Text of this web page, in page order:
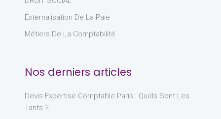
Externalisation De La Paie
Métiers De La Comptabilité
Nos derniers articles
Devis Expertise Comptable Paris : Quels Sont Les
Tarifs ?